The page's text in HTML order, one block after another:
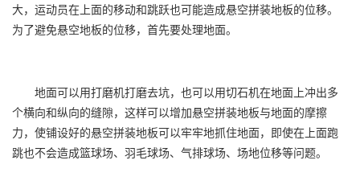
大，运动员在上面的移动和跳跃也可能造成悬空拼装地板的位移。
为了避免悬空地板的位移，首先要处理地面。
地面可以用打磨机打磨去坑，也可以用切石机在地面上冲出多
个横向和纵向的缝隙，这样可以增加悬空拼装地板与地面的摩擦
力，使铺设好的悬空拼装地板可以牢牢地抓住地面，即使在上面跑
跳也不会造成篮球场、羽毛球场、气排球场、场地位移等问题。